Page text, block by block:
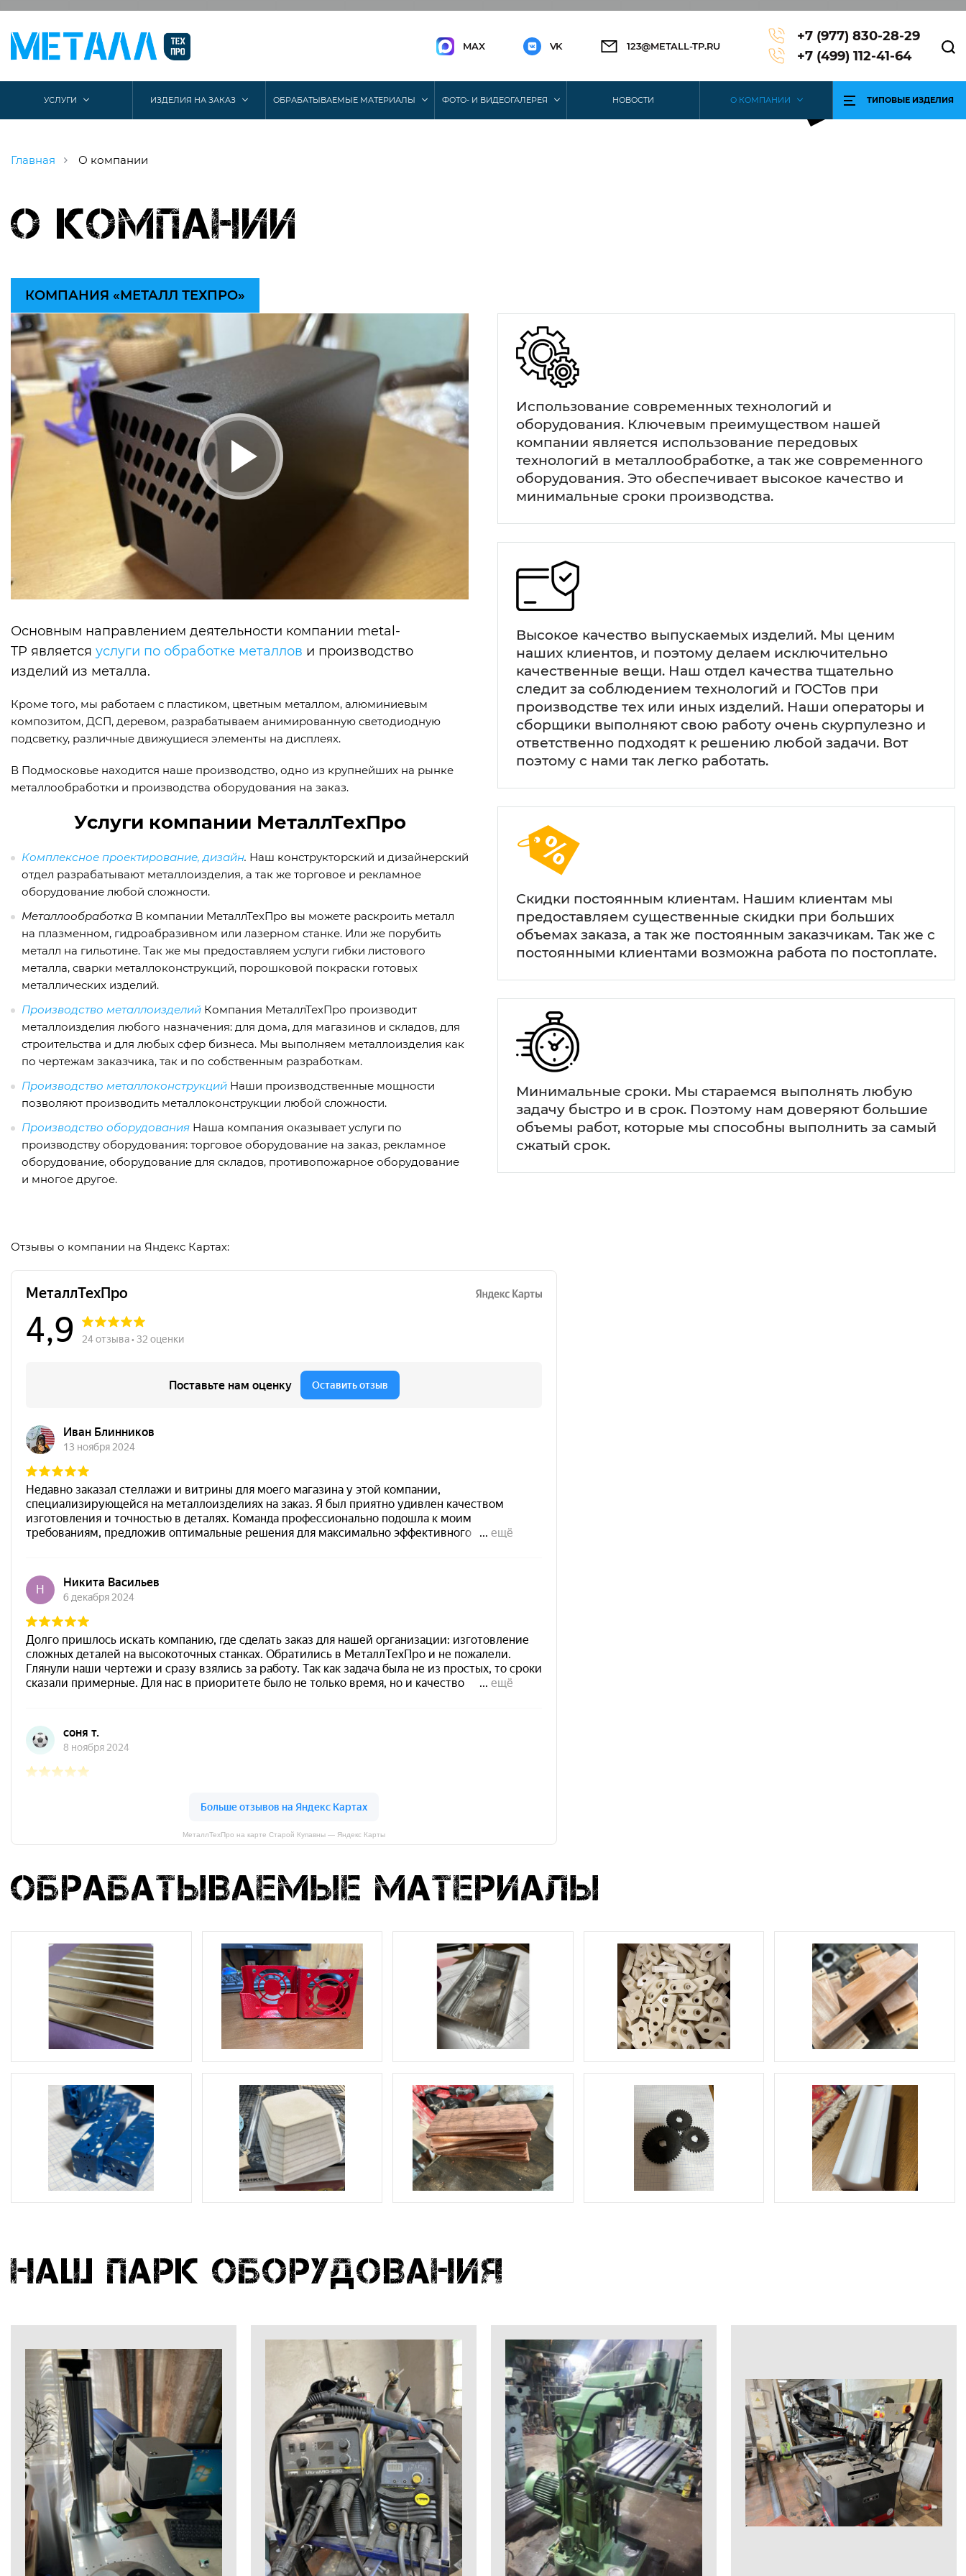
MAX VK 123@METALL-TP.RU
+7 (977) 830-28-29
+7 (499) 112-41-64
УСЛУГИ ИЗДЕЛИЯ НА ЗАКАЗ ОБРАБАТЫВАЕМЫЕ МАТЕРИАЛЫ ФОТО- И ВИДЕОГАЛЕРЕЯ НОВОСТИ О КОМПАНИИ ТИПОВЫЕ ИЗДЕЛИЯ
Главная О компании
О компании
КОМПАНИЯ «МЕТАЛЛ ТЕХПРО»
Основным направлением деятельности компании metal-
TP является услуги по обработке металлов и производство
изделий из металла.
Кроме того, мы работаем с пластиком, цветным металлом, алюминиевым
композитом, ДСП, деревом, разрабатываем анимированную светодиодную
подсветку, различные движущиеся элементы на дисплеях.
В Подмосковье находится наше производство, одно из крупнейших на рынке
металлообработки и производства оборудования на заказ.
Услуги компании МеталлТехПро
Комплексное проектирование, дизайн. Наш конструкторский и дизайнерский
отдел разрабатывают металлоизделия, а так же торговое и рекламное
оборудование любой сложности.
Металлообработка В компании МеталлТехПро вы можете раскроить металл
на плазменном, гидроабразивном или лазерном станке. Или же порубить
металл на гильотине. Так же мы предоставляем услуги гибки листового
металла, сварки металлоконструкций, порошковой покраски готовых
металлических изделий.
Производство металлоизделий Компания МеталлТехПро производит
металлоизделия любого назначения: для дома, для магазинов и складов, для
строительства и для любых сфер бизнеса. Мы выполняем металлоизделия как
по чертежам заказчика, так и по собственным разработкам.
Производство металлоконструкций Наши производственные мощности
позволяют производить металлоконструкции любой сложности.
Производство оборудования Наша компания оказывает услуги по
производству оборудования: торговое оборудование на заказ, рекламное
оборудование, оборудование для складов, противопожарное оборудование
и многое другое.
Использование современных технологий и
оборудования. Ключевым преимуществом нашей
компании является использование передовых
технологий в металлообработке, а так же современного
оборудования. Это обеспечивает высокое качество и
минимальные сроки производства.
Высокое качество выпускаемых изделий. Мы ценим
наших клиентов, и поэтому делаем исключительно
качественные вещи. Наш отдел качества тщательно
следит за соблюдением технологий и ГОСТов при
производстве тех или иных изделий. Наши операторы и
сборщики выполняют свою работу очень скурпулезно и
ответственно подходят к решению любой задачи. Вот
поэтому с нами так легко работать.
Скидки постоянным клиентам. Нашим клиентам мы
предоставляем существенные скидки при больших
объемах заказа, а так же постоянным заказчикам. Так же с
постоянными клиентами возможна работа по постоплате.
Минимальные сроки. Мы стараемся выполнять любую
задачу быстро и в срок. Поэтому нам доверяют большие
объемы работ, которые мы способны выполнить за самый
сжатый срок.
Отзывы о компании на Яндекс Картах:
МеталлТехПро на карте Старой Купавны — Яндекс Карты
обрабатываемые материалы
Наш парк оборудования